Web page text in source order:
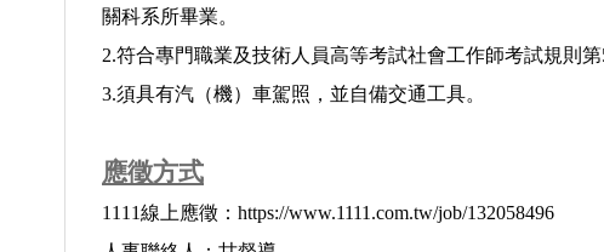
關科系所畢業。
2.符合專門職業及技術人員高等考試社會工作師考試規則第
3.須具有汽（機）車駕照，並自備交通工具。
應徵方式
1111線上應徵：https://www.1111.com.tw/job/132058496